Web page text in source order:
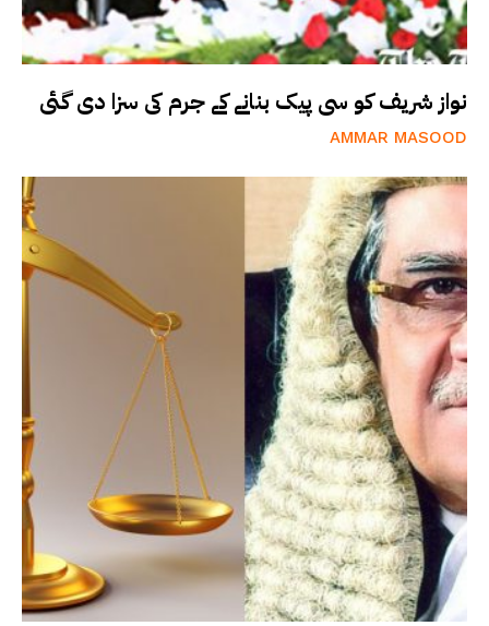
نواز شریف کو سی پیک بنانے کے جرم کی سزا دی گئی
AMMAR MASOOD